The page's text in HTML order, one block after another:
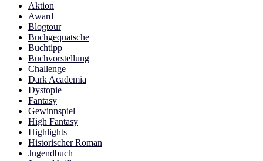
Aktion
Award
Blogtour
Buchgequatsche
Buchtipp
Buchvorstellung
Challenge
Dark Academia
Dystopie
Fantasy
Gewinnspiel
High Fantasy
Highlights
Historischer Roman
Jugendbuch